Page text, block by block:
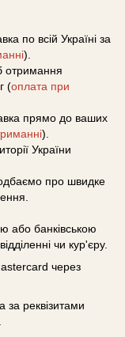
по всій Україні за
).
отримання
(оплата при
прямо до ваших
).
України
про швидке
або банківською
чи кур'єру.
через
реквізитами